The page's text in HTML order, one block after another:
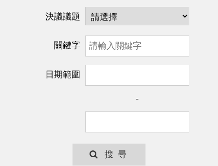
決議議題
關鍵字
日期範圍
-
搜尋